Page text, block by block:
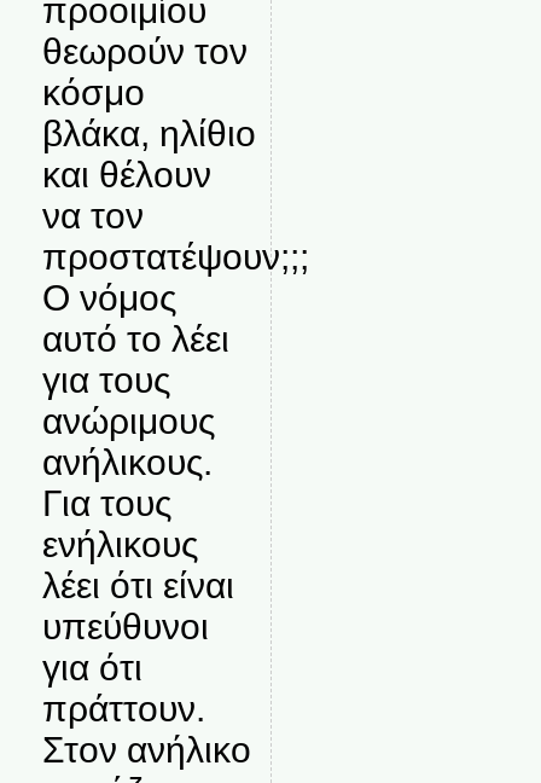
προοιμίου
θεωρούν τον
κόσμο
βλάκα, ηλίθιο
και θέλουν
να τον
προστατέψουν;;;
Ο νόμος
αυτό το λέει
για τους
ανώριμους
ανήλικους.
Για τους
ενήλικους
λέει ότι είναι
υπεύθυνοι
για ότι
πράττουν.
Στον ανήλικο